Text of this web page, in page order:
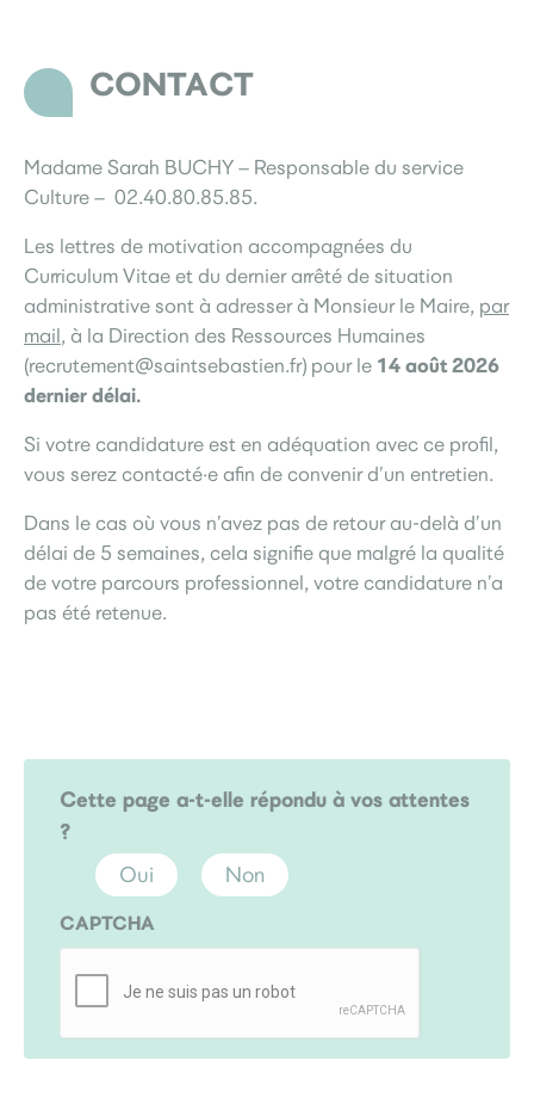
CONTACT
Madame Sarah BUCHY – Responsable du service
Culture – 02.40.80.85.85.
Les lettres de motivation accompagnées du
Curriculum Vitae et du dernier arrêté de situation
administrative sont à adresser à Monsieur le Maire, par
mail, à la Direction des Ressources Humaines
(recrutement@saintsebastien.fr) pour le 14 août2026
dernier délai.
Si votre candidature est en adéquation avec ce profil,
vous serez contacté·e afin de convenir d’un entretien.
Dans le cas où vous n’avez pas de retour au-delà d’un
délai de 5 semaines, cela signifie que malgré la qualité
de votre parcours professionnel, votre candidature n’a
pas été retenue.
Cette page a-t-elle répondu à vos attentes
?
Oui Non
CAPTCHA